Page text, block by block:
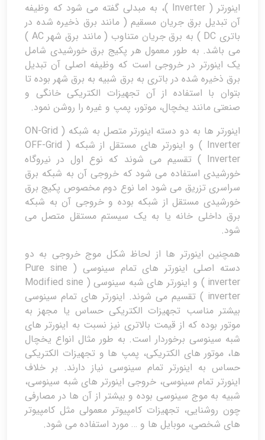
اینورتر ( Inverter )، به مبدلی گفته می شود که وظیفه
آن تبدیل برق جریان مسقیم ( مانند برق ذخیره شده در
باتری DC ) به برق جریان متناوب ( مانند برق شهر AC )
می باشد. به طور معمول هر پکیج برق خورشیدی شامل
یک اینورتر در خروجی است که وظیفه اصلی آن تبدیل
برق ذخیره شده در باتری به برق شبیه به برق شهر بوده تا
بتوان با استفاده از آن تجهیزات الکتریکی خانگی و
صنعتی مانند یخچال، موتور، پمپ و غیره را روشن نمود.
اینورتر ها به دو دسته اینورتر متصل به شبکه ( ON-Grid
Inverter ) و اینورتر های مستقل از شبکه ( OFF-Grid
Inverter ) تقسیم می شوند که نوع اول در نیروگاه
خورشیدی استفاده می شود که خروجی آن به شبکه برق
سراسری تزریق می شود اما نوع دوم مخصوص پکیج برق
خورشیدی مستقل از شبکه بوده و خروجی آن به شبکه
برق داخلی خانه یا به یک سیستم مستقل متصل می
شود.
همچنین اینورتر ها از لحاظ شکل موج خروجی به دو
دسته اصلی اینورتر های تمام سینوسی ( Pure sine
inverter ) و اینورتر های شبه سینوسی ( Modified sine
inverter ) تقسیم می شوند. اینورتر های تمام سینوسی
بیشتر مناسب تجهیزات الکتریکی حساس یا مجهز به
موتور بوده که از قیمت بالاتری نیز نسبت به اینورتر های
شبه سینوسی برخوردار است. به طور مثال انواع یخچال
ها، موتور های الکتریکی، پمپ ها و تجهیزات الکتریکی
حساس به اینورتر تمام سینوسی نیاز دارند. بر خلاف
اینورتر تمام سینوسی، خروجی اینورتر های شبه سینوسی،
شبیه به موج سینوسی بوده و بیشتر از آن ها در مصارفی
چون روشنایی، تجهیزات کامپیوتر معمولی مثل کامپیوتر
های شخصی، موبایل ها و … مورد استفاده می شود.